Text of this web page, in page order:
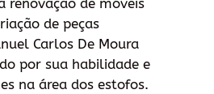
renovação de móveis
de peças
Carlos De Moura
por sua habilidade e
na área dos estofos.